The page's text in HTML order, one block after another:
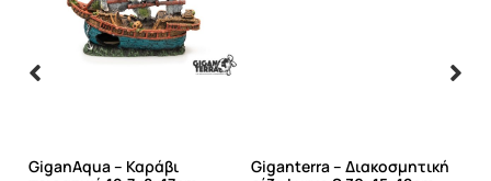
GiganAqua – Καράβι
Giganterra – Διακοσμητική